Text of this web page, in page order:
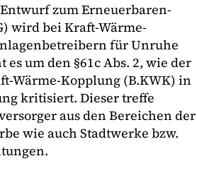
zum Erneuerbaren-
wird bei Kraft-Wärme-
für Unruhe
es um den §61c Abs. 2, wie der
Wärme-Kopplung (B.KWK) in
kritisiert. Dieser treffe
aus den Bereichen der
wie auch Stadtwerke bzw.